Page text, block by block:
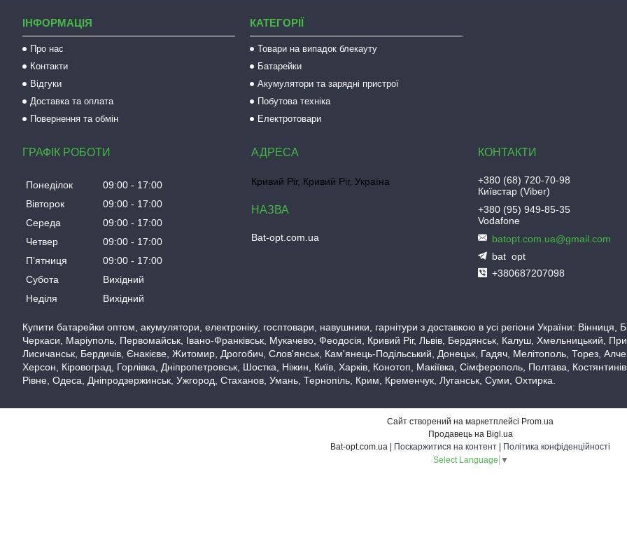
ІНФОРМАЦІЯ
Про нас
Контакти
Відгуки
Доставка та оплата
Повернення та обмін
КАТЕГОРІЇ
Товари на випадок блекауту
Батарейки
Акумулятори та зарядні пристрої
Побутова техніка
Електротовари
ГРАФІК РОБОТИ
Понеділок 09:00
17:00
Вівторок
09:00
17:00
Середа
09:00
17:00
Четвер
09:00
17:00
Пʼятниця
09:00
17:00
Субота
Вихідний
Неділя
Вихідний
Кривий Ріг, Кривий Ріг, Україна
Bat-opt.com.ua
+380 (68) 720-70-98
Київстар (Viber)
+380 (95) 949-85-35
Vodafone
batopt.com.ua@gmail.com
bat_opt
+380687207098
Купити батарейки оптом, акумулятори, електроніку, госптовари, навушники, гарнітури з доставкою в усі регіони України:
Черкаси, Маріуполь, Первомайськ, Івано-Франківськ, Мукачево, Феодосія, Кривий Ріг, Львів, Бердянськ, Калуш, Хмельницький,
Лисичанськ, Бердичів, Єнакієве, Житомир, Дрогобич, Слов'янськ, Кам'янець-Подільський, Донецьк, Гадяч, Мелітополь, Торез,
Херсон, Кіровоград, Горлівка, Дніпропетровськ, Шостка, Ніжин, Київ, Харків, Конотоп, Макіївка, Сімферополь, Полтава,
Рівне, Одеса, Дніпродзержинськ, Ужгород, Стаханов, Умань, Тернопіль, Крим, Кременчук, Луганськ, Суми, Охтирка.
Сайт створений на маркетплейсі Prom.ua
Продавець на Bigl.ua
Поскаржитися на контент
Політика конфіденційності
Select Language ▼